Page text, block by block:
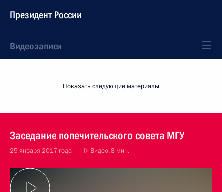
Президент России
Видеозаписи
Показать следующие материалы
Заседание попечительского совета МГУ
25 января 2017 года Видео, 8 мин.